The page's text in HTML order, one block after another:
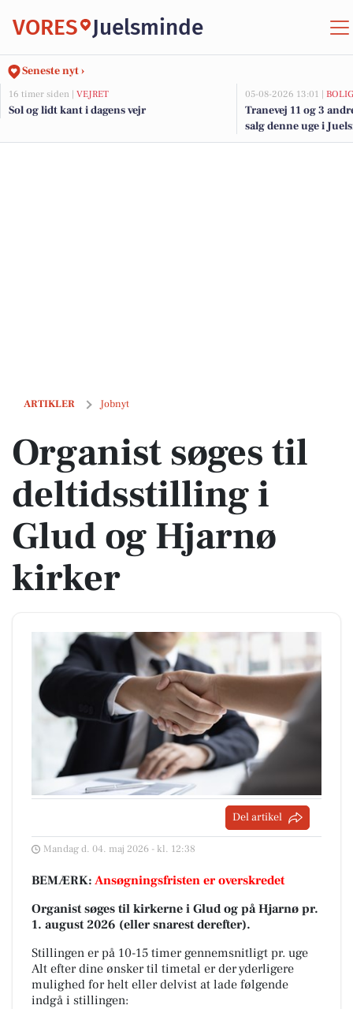
VORES Juelsminde
Seneste nyt ›
16 timer siden | VEJRET
Sol og lidt kant i dagens vejr
05-08-2026 13:01 |
Tranevej 11 og 3
salg denne uge i
her.
ARTIKLER Jobnyt
Organist søges til deltidsstilling i Glud og Hjarnø kirker
Organist søges til
deltidsstilling i
Glud og Hjarnø
kirker
Del artikel
Mandag d. 04. maj 2026 - kl. 12:38
BEMÆRK: Ansøgningsfristen er overskredet
Organist søges til kirkerne i Glud og på Hjarnø pr.
1. august 2026 (eller snarest derefter).
Stillingen er på 10-15 timer gennemsnitligt pr. uge
Alt efter dine ønsker til timetal er der yderligere
mulighed for helt eller delvist at lade følgende
indgå i stillingen: